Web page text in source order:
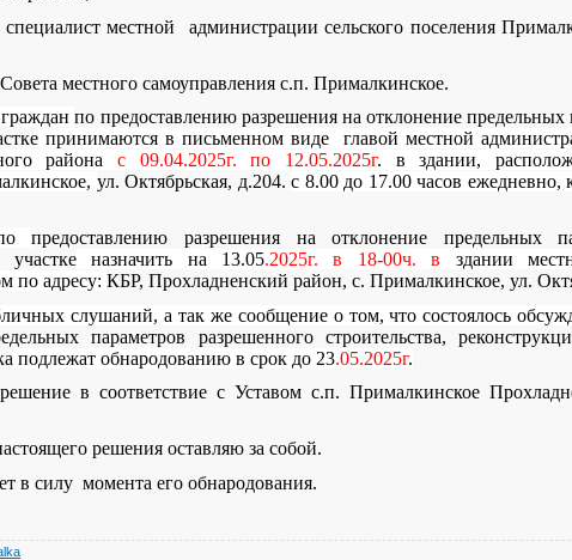
местной администрации сельского поселения
местного самоуправления с.п. Прималкинское.
гражданпо предоставлению разрешения на отклонение предельных
принимаются в письменном виде главой местной
района с 09.04.2025г. по 12.05.2025г. в здании,
ул. Октябрьская, д.204.с 8.00 до 17.00 часов
попредоставлению разрешения на отклонение предельных
назначить на 13.05.2025г. в 18-00ч. в здании
по адресу: КБР, Прохладненский район, с. Прималкинское, ул.
слушаний, а так же сообщение о том, что состоялось
параметров разрешенного строительства,
подлежат обнародованию в срок до 23.05.2025г.
в соответствие с Уставом с.п. Прималкинское
решения оставляю за собой.
в силу момента его обнародования.